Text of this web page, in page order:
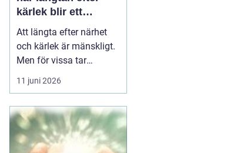
kärlek blir ett
beroende
Att längta efter närhet
och kärlek är mänskligt.
Men för vissa tar
längtan över helt.
Relationer, förälskelser
rätta blir viktigare än
jobb, vänner, hälsa och
till och med den egna
11 juni 2026